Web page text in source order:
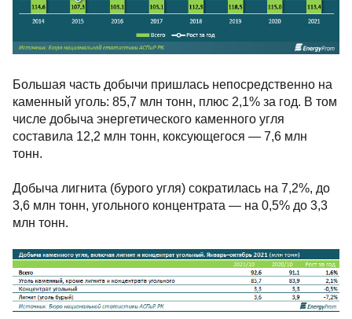
Большая часть добычи пришлась непосредственно на
каменный уголь: 85,7 млн тонн, плюс 2,1% за год. В том
числе добыча энергетического каменного угля
составила 12,2 млн тонн, коксующегося — 7,6 млн
тонн.
Добыча лигнита (бурого угля) сократилась на 7,2%, до
3,6 млн тонн, угольного концентрата — на 0,5% до 3,3
млн тонн.